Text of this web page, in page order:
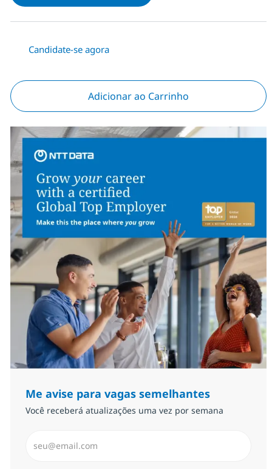
Candidate-se agora
Adicionar ao Carrinho
Me avise para vagas semelhantes
Você receberá atualizações uma vez por semana